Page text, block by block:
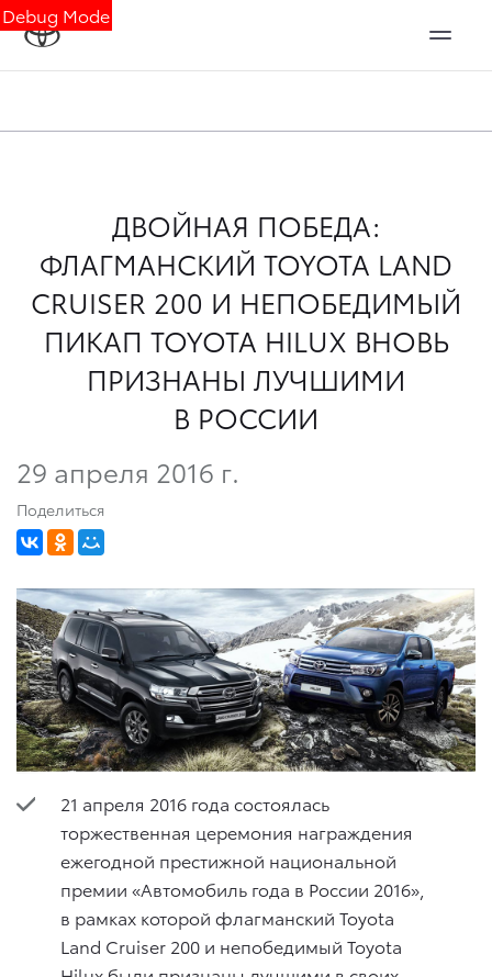
Debug Mode
ДВОЙНАЯ ПОБЕДА:
ФЛАГМАНСКИЙ TOYOTA LAND
CRUISER 200 И НЕПОБЕДИМЫЙ
ПИКАП TOYOTA HILUX ВНОВЬ
ПРИЗНАНЫ ЛУЧШИМИ
В РОССИИ
29 апреля 2016 г.
Поделиться
21 апреля 2016 года состоялась
торжественная церемония награждения
ежегодной престижной национальной
премии «Автомобиль года в России 2016»,
в рамках которой флагманский Toyota
Land Cruiser 200 и непобедимый Toyota